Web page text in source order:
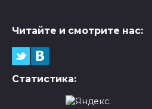
Читайте и смотрите нас:
Статистика: